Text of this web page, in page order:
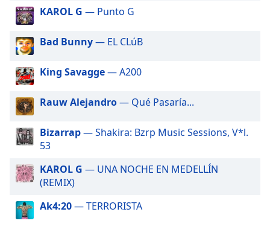
modal
window.
Beginning
window.
cancel
close
window.
KAROL G — Punto G
Bad Bunny— EL CLúB
King Savagge— A200
Rauw Alejandro— Qué Pasaría...
Bizarrap— Shakira: Bzrp Music Sessions, V*l.
53
KAROL G — UNA NOCHE EN MEDELLÍN
(REMIX)
Ak4:20— TERRORISTA